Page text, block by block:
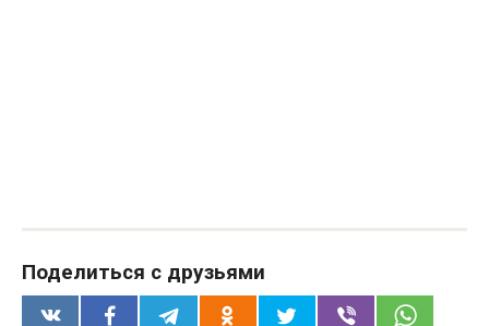
Поделиться с друзьями